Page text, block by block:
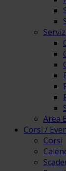
Area
Corsi /
Corsi